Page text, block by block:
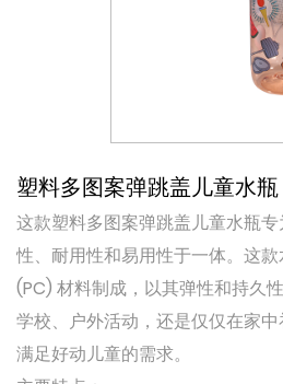
塑料多图案弹跳盖儿童水瓶
这款塑料多图案弹跳盖儿童水瓶
性、耐用性和易用性于一体。这
(PC) 材料制成，以其弹性和持久
学校、户外活动，还是仅仅在家
满足好动儿童的需求。